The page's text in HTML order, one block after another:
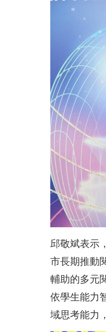
邱敬斌表示
市長期推動
輔助的多元
依學生能力
域思考能力